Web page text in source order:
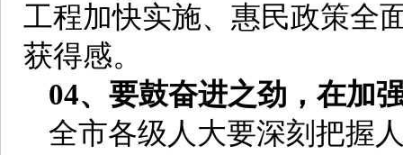
工程加快实施、惠民政策全
获得感。
04、要鼓奋进之劲，在加
全市各级人大要深刻把握